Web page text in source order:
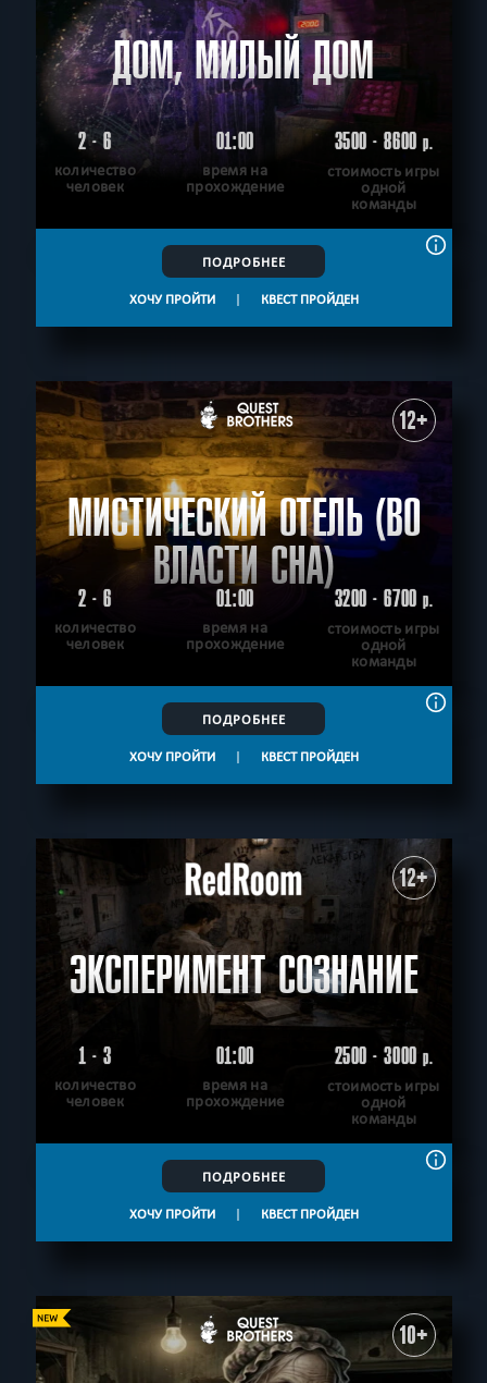
ДОМ, МИЛЫЙ ДОМ
2 - 6
количество
человек
01:00
время на
прохождение
3500 - 8600р.
стоимость игры
одной
команды
ПОДРОБНЕЕ
ХОЧУ ПРОЙТИ | КВЕСТ ПРОЙДЕН
12+
МИСТИЧЕСКИЙ ОТЕЛЬ (ВО
ВЛАСТИ СНА)
2 - 6
количество
человек
01:00
время на
прохождение
3200 - 6700р.
стоимость игры
одной
команды
ПОДРОБНЕЕ
ХОЧУ ПРОЙТИ | КВЕСТ ПРОЙДЕН
12+
ЭКСПЕРИМЕНТ СОЗНАНИЕ
1 - 3
количество
человек
01:00
время на
прохождение
2500 - 3000р.
стоимость игры
одной
команды
ПОДРОБНЕЕ
ХОЧУ ПРОЙТИ | КВЕСТ ПРОЙДЕН
10+